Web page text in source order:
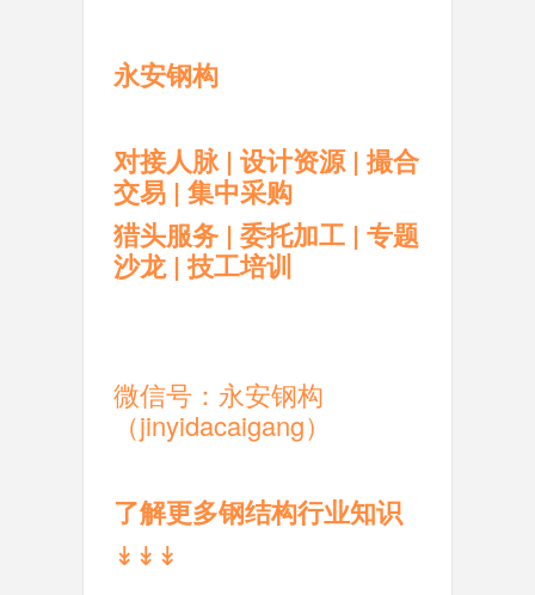
永安钢构
对接人脉 | 设计资源 | 撮合
交易 | 集中采购
猎头服务 | 委托加工 | 专题
沙龙 | 技工培训
微信号：永安钢构
（jinyidacaigang）
了解更多钢结构行业知识
↡↡↡